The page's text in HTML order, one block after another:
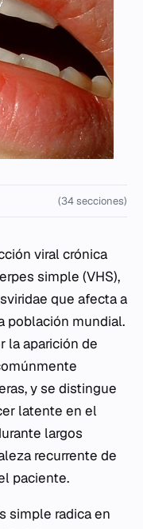
(34 secciones)
viral crónica
simple (VHS),
que afecta a
población mundial.
la aparición de
y se distingue
latente en el
largos
recurrente de
paciente.
simple radica en